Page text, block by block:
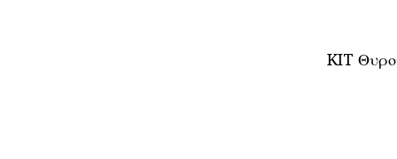
KIT